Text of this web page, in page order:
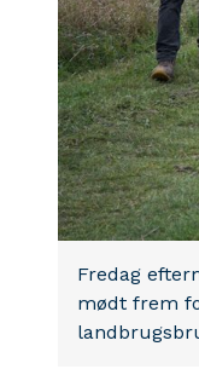
Fredag
mødt frem